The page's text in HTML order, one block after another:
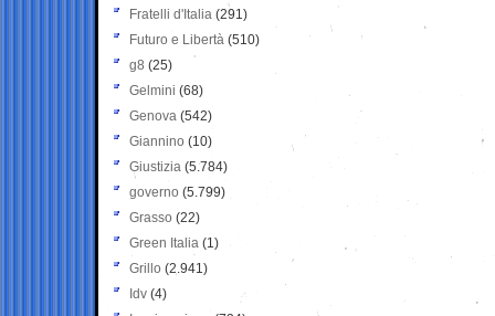
Fratelli d'Italia (291)
Futuro e Libertà (510)
g8 (25)
Gelmini (68)
Genova (542)
Giannino (10)
Giustizia (5.784)
governo (5.799)
Grasso (22)
Green Italia (1)
Grillo (2.941)
Idv (4)